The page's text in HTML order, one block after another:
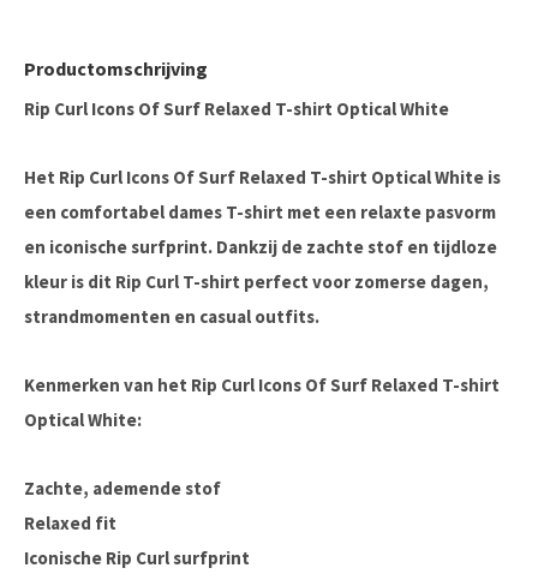
Productomschrijving
Rip Curl Icons Of Surf Relaxed T-shirt Optical White
Het Rip Curl Icons Of Surf Relaxed T-shirt Optical White is
een comfortabel dames T-shirt met een relaxte pasvorm
en iconische surfprint. Dankzij de zachte stof en tijdloze
kleur is dit Rip Curl T-shirt perfect voor zomerse dagen,
strandmomenten en casual outfits.
Kenmerken van het Rip Curl Icons Of Surf Relaxed T-shirt
Optical White:
Zachte, ademende stof
Relaxed fit
Iconische Rip Curl surfprint